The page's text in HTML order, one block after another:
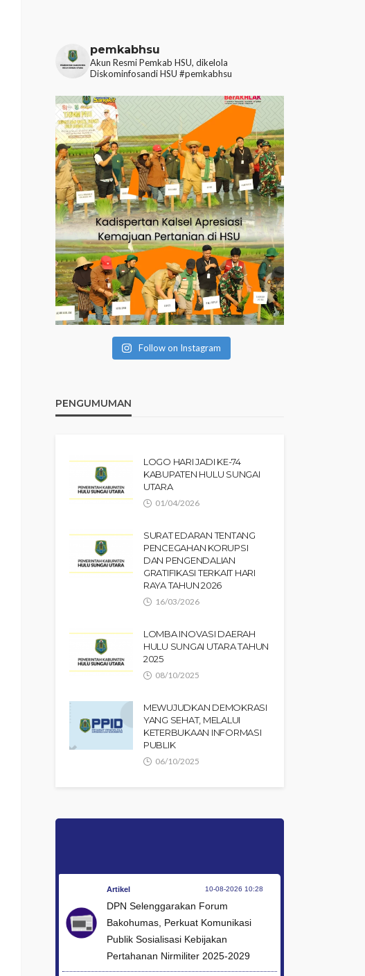
pemkabhsu
Akun Resmi Pemkab HSU, dikelola
Diskominfosandi HSU #pemkabhsu
Follow on Instagram
PENGUMUMAN
LOGO HARI JADI KE-74
KABUPATEN HULU SUNGAI
UTARA
01/04/2026
SURAT EDARAN TENTANG
PENCEGAHAN KORUPSI
DAN PENGENDALIAN
GRATIFIKASI TERKAIT HARI
RAYA TAHUN 2026
16/03/2026
LOMBA INOVASI DAERAH
HULU SUNGAI UTARA TAHUN
2025
08/10/2025
MEWUJUDKAN DEMOKRASI
YANG SEHAT, MELALUI
KETERBUKAAN INFORMASI
PUBLIK
06/10/2025
Artikel 10-08-2026 10:28
DPN Selenggarakan Forum
Bakohumas, Perkuat Komunikasi
Publik Sosialisasi Kebijakan
Pertahanan Nirmiliter 2025-2029